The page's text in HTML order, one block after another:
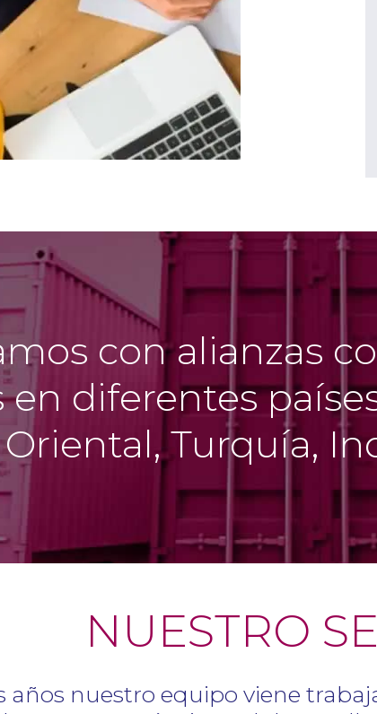
con alianzas
en diferentes
Turquía,
NUESTRO
años nuestro equipo viene